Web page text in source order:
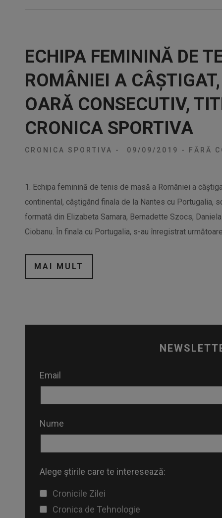
ECHIPA FEMININĂ DE
ROMÂNIEI A
OARĂ CONSECUTIV,
CRONICA SPORTIVA
CRONICA SPORTIVA - 09/09/2019 - FĂRĂ
1. Echipa feminină de tenis de masă a României a
continental, câştigând finala de la Nantes cu Portugalia,
formată din Elizabeta Samara, Bernadette Szocs,
Ciobanu. În finala cu Portugalia, s-au înregistrat
MAI MULT
Email
Nume
Alege știrile care te interesează:
Cronicile Zilei
Cronica de Tehnologie